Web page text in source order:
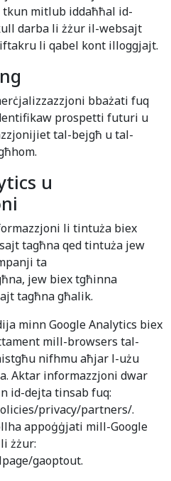
mitlub iddaħħal id-
darba li żżur il-websajt
li qabel kont illoggjajt.
bbażati fuq
prospetti futuri u
tal-bejgħ u tal-
u
li tintuża biex
tagħna qed tintuża jew
ta
jew biex tgħinna
tagħna għalik.
minn Google Analytics biex
mill-browsers tal-
nifhmu aħjar l-użu
Aktar informazzjoni dwar
id-dejta tinsab fuq:
privacy/partners/.
appoġġjati mill-Google
żżur:
gaoptout.